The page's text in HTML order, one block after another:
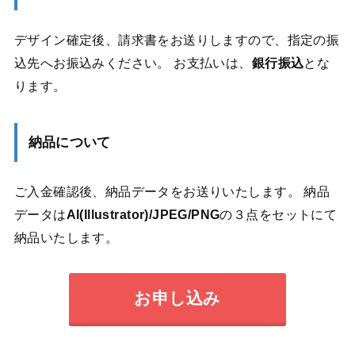
デザイン確定後、請求書をお送りしますので、指定の振
込先へお振込みください。 お支払いは、 銀行振込とな
ります。
納品について
ご入金確認後、納品データをお送りいたします。 納品
データはAI(Illustrator)/JPEG/PNGの３点をセットにて
納品いたします。
お申し込み